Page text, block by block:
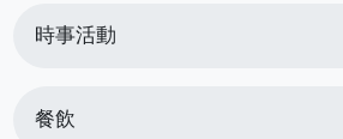
時事活動
餐飲